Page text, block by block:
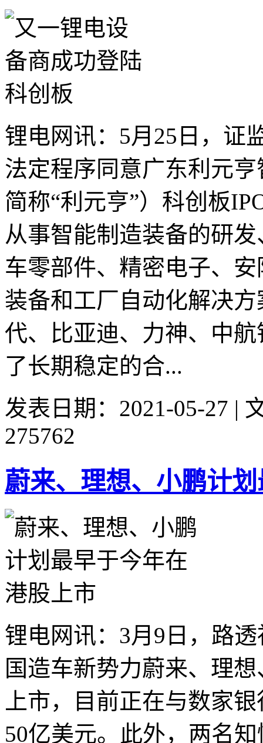
锂电网讯：5月25日，证
法定程序同意广东利元
简称“利元亨”）科创板
从事智能制造装备的研
车零部件、精密电子、
装备和工厂自动化解决
代、比亚迪、力神、中
了长期稳定的合...
发表日期：2021-05-27 |
275762
蔚来、理想、小鹏计
锂电网讯：3月9日，路
国造车新势力蔚来、理
上市，目前正在与数家
50亿美元。此外，两名